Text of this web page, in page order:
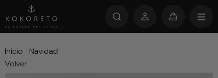
Inicio · Navidad
Volver